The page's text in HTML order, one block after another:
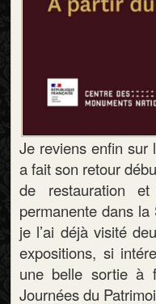
Je reviens enfin sur
a fait son retour
de restauration
permanente dans la
je l’ai déjà visité
expositions, si
une belle sortie à
Journées du